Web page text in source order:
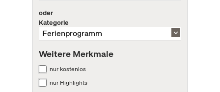
oder
Kategorie
Weitere Merkmale
nur kostenlos
nur Highlights